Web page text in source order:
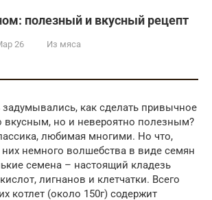
полезный и вкусный рецепт
26 Из мяса
задумывались, как сделать привычное
вкусным, но и невероятно полезным?
любимая многими. Но что,
немного волшебства в виде семян
семена – настоящий кладезь
лигнанов и клетчатки. Всего
котлет (около 150г) содержит